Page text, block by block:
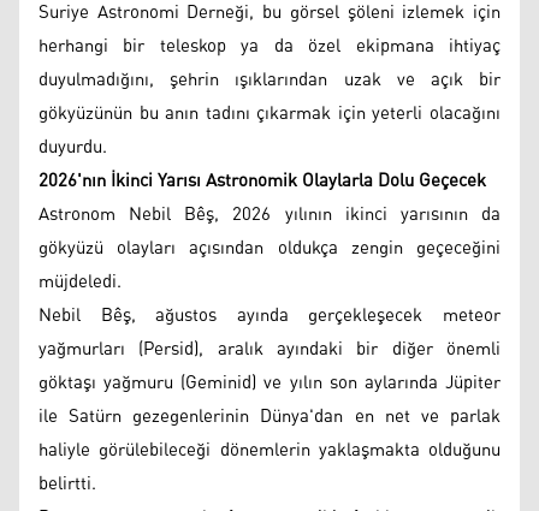
Suriye Astronomi Derneği, bu görsel şöleni izlemek için
herhangi bir teleskop ya da özel ekipmana ihtiyaç
duyulmadığını, şehrin ışıklarından uzak ve açık bir
gökyüzünün bu anın tadını çıkarmak için yeterli olacağını
duyurdu.
2026'nın İkinci Yarısı Astronomik Olaylarla Dolu Geçecek
Astronom Nebil Bêş, 2026 yılının ikinci yarısının da
gökyüzü olayları açısından oldukça zengin geçeceğini
müjdeledi.
Nebil Bêş, ağustos ayında gerçekleşecek meteor
yağmurları (Persid), aralık ayındaki bir diğer önemli
göktaşı yağmuru (Geminid) ve yılın son aylarında Jüpiter
ile Satürn gezegenlerinin Dünya'dan en net ve parlak
haliyle görülebileceği dönemlerin yaklaşmakta olduğunu
belirtti.